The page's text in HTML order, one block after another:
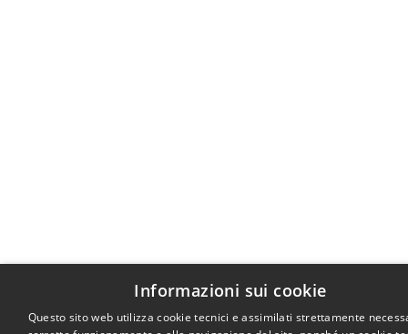
Informazioni sui cookie
Questo sito web utilizza cookie tecnici e assimilati strettamente